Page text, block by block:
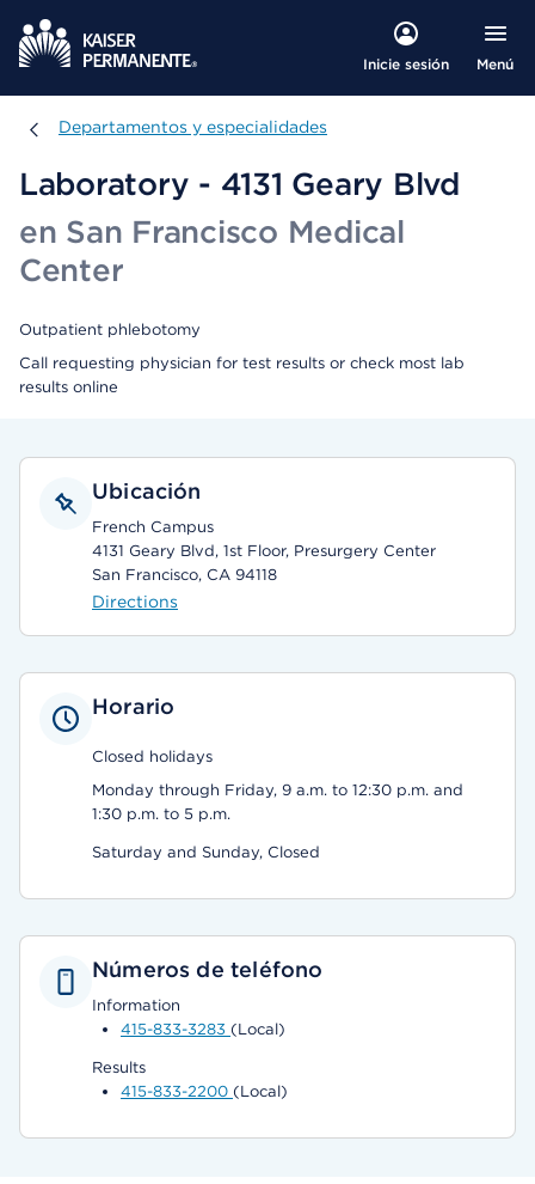
Inicie sesión Menú
Departamentos y especialidades
Departamentos y especialidades
Laboratory - 4131 Geary Blvd
en San Francisco Medical
Center
Outpatient phlebotomy
Call requesting physician for test results or check most lab
results online
Ubicación
French Campus
4131 Geary Blvd, 1st Floor, Presurgery Center
San Francisco, CA 94118
Directions
Horario
Closed holidays
Monday through Friday, 9 a.m. to 12:30 p.m. and
1:30 p.m. to 5 p.m.
Saturday and Sunday, Closed
Números de teléfono
Information
415-833-3283 (Local)
Results
415-833-2200 (Local)